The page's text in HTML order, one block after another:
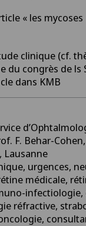
« les mycoses
clinique (cf.
du congrès de ls
dans KMB
F. Behar-
Lausanne
urgences,
médicale,
infectiologie,
réfractive,